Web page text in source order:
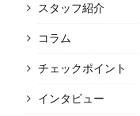
スタッフ紹介
コラム
チェックポイント
インタビュー